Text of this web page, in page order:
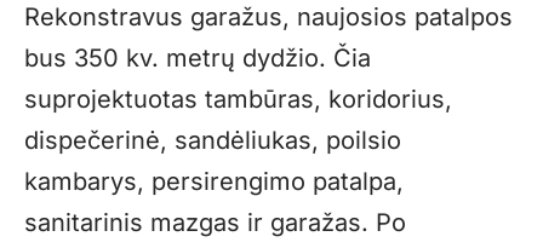
Rekonstravus garažus, naujosios patalpos
bus 350 kv. metrų dydžio. Čia
suprojektuotas tambūras, koridorius,
dispečerinė, sandėliukas, poilsio
kambarys, persirengimo patalpa,
sanitarinis mazgas ir garažas. Po